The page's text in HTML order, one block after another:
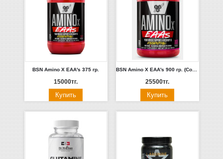
BSN Amino X EAA's 375 гр.
15000тг.
BSN Amino X EAA's 900 гр. (Сок Джунглей, Арбуз)
25500тг.